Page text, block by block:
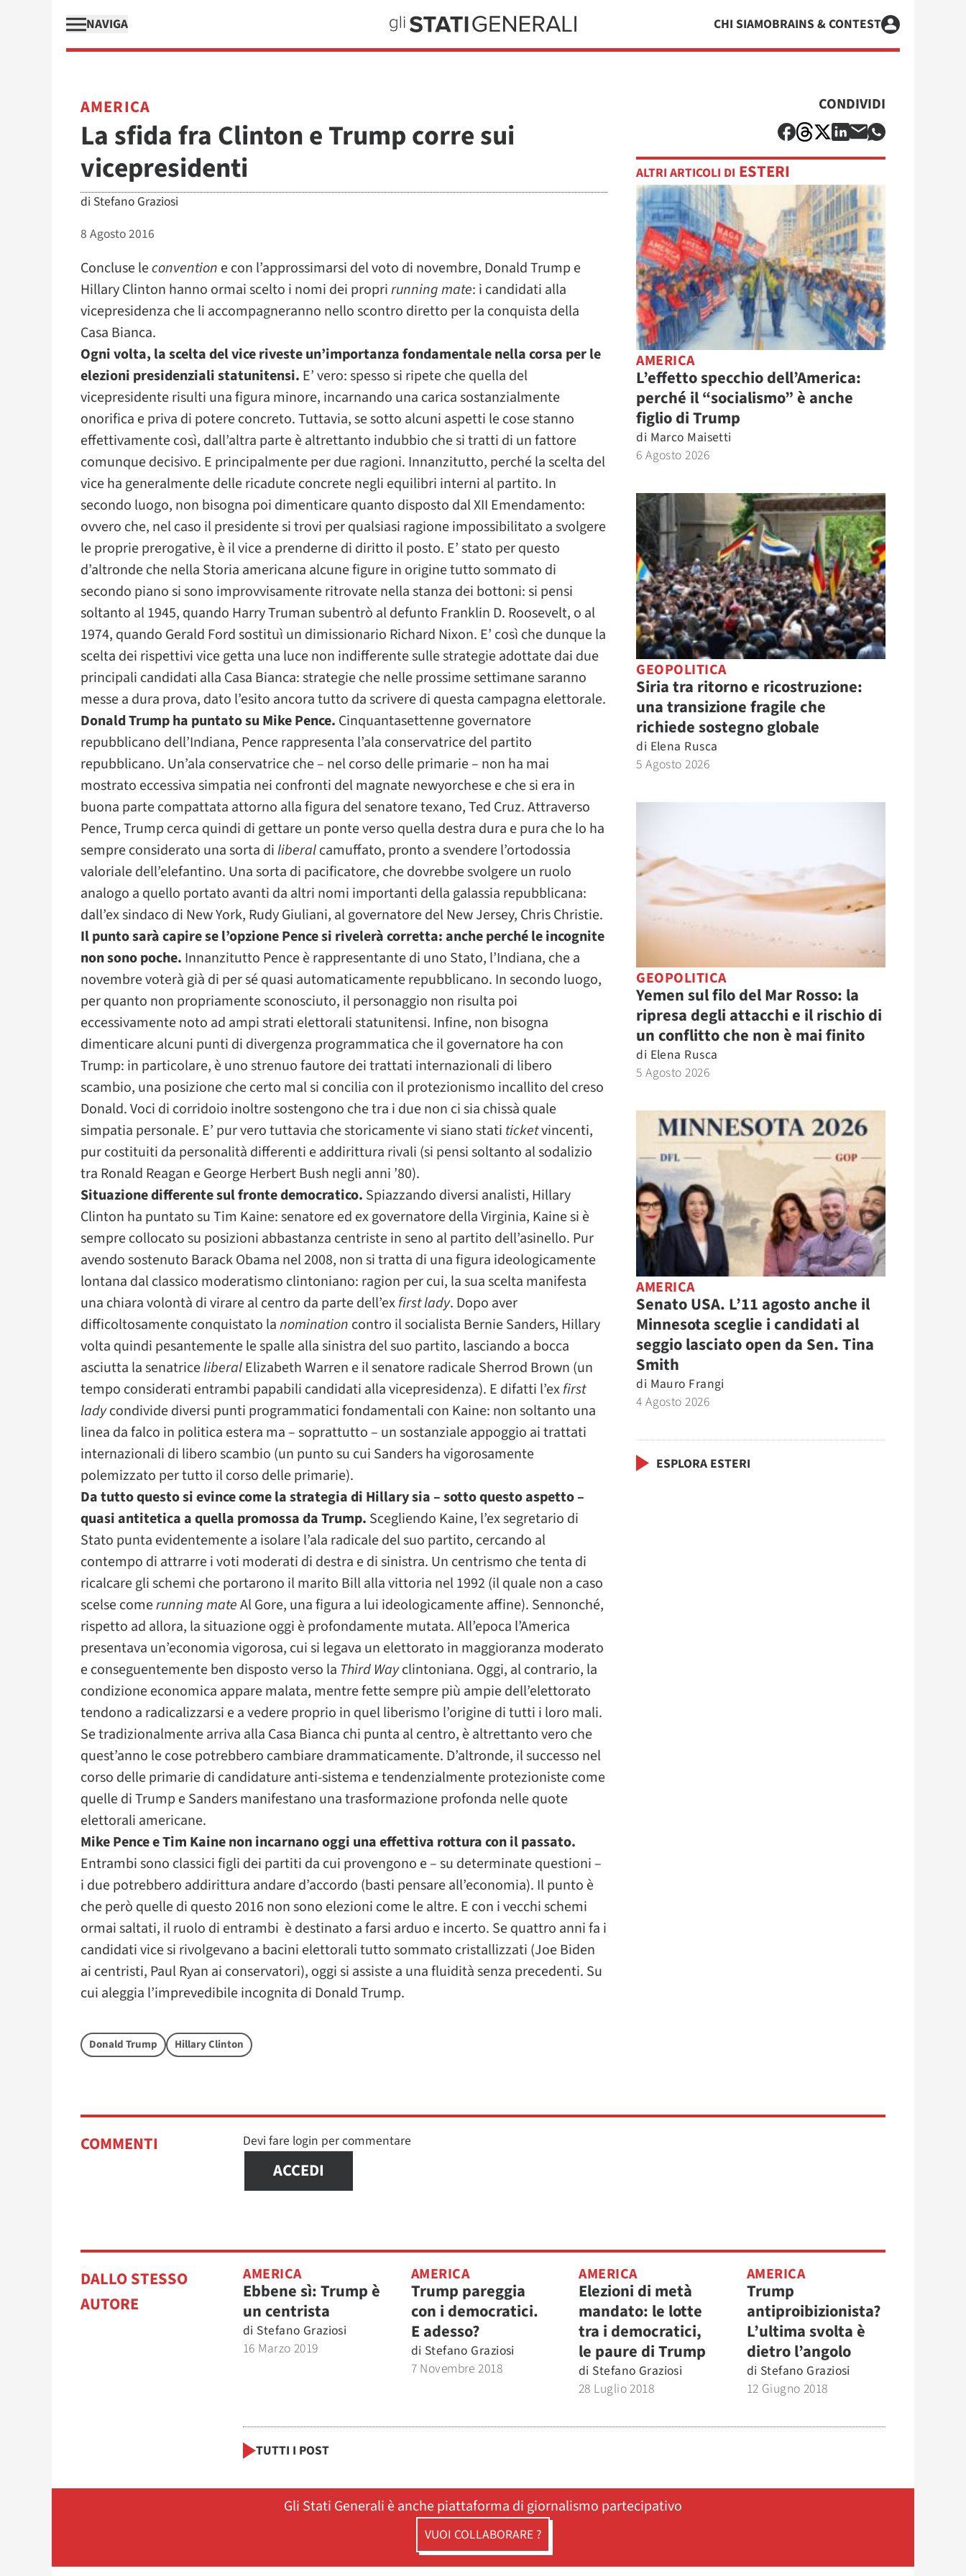
NAVIGA CHI SIAMOBRAINS & CONTEST
AMERICA
La sfida fra Clinton e Trump corre sui
vicepresidenti
di Stefano Graziosi
8 Agosto 2016
Concluse leconvention e con l’approssimarsi del voto di novembre, Donald Trump e
Hillary Clinton hanno ormai scelto i nomi dei proprirunning mate: i candidati alla
vicepresidenza che li accompagneranno nello scontro diretto per la conquista della
Casa Bianca.
Ogni volta, la scelta del vice riveste un’importanza fondamentale nella corsa per le
elezioni presidenziali statunitensi. E’ vero: spesso si ripete che quella del
vicepresidente risulti una figura minore, incarnando una carica sostanzialmente
onorifica e priva di potere concreto. Tuttavia, se sotto alcuni aspetti le cose stanno
effettivamente così, dall’altra parte è altrettanto indubbio che si tratti di un fattore
comunque decisivo. E principalmente per due ragioni. Innanzitutto, perché la scelta del
vice ha generalmente delle ricadute concrete negli equilibri interni al partito. In
secondo luogo, non bisogna poi dimenticare quanto disposto dal XII Emendamento:
ovvero che, nel caso il presidente si trovi per qualsiasi ragione impossibilitato a svolgere
le proprie prerogative, è il vice a prenderne di diritto il posto. E’ stato per questo
d’altronde che nella Storia americana alcune figure in origine tutto sommato di
secondo piano si sono improvvisamente ritrovate nella stanza dei bottoni: si pensi
soltanto al 1945, quando Harry Truman subentrò al defunto Franklin D. Roosevelt, o al
1974, quando Gerald Ford sostituì un dimissionario Richard Nixon. E’ così che dunque la
scelta dei rispettivi vice getta una luce non indifferente sulle strategie adottate dai due
principali candidati alla Casa Bianca: strategie che nelle prossime settimane saranno
messe a dura prova, dato l’esito ancora tutto da scrivere di questa campagna elettorale.
Donald Trump ha puntato su Mike Pence. Cinquantasettenne governatore
repubblicano dell’Indiana, Pence rappresenta l’ala conservatrice del partito
repubblicano. Un’ala conservatrice che – nel corso delle primarie – non ha mai
mostrato eccessiva simpatia nei confronti del magnate newyorchese e che si era in
buona parte compattata attorno alla figura del senatore texano, Ted Cruz. Attraverso
Pence, Trump cerca quindi di gettare un ponte verso quella destra dura e pura che lo ha
sempre considerato una sorta di liberalcamuffato, pronto a svendere l’ortodossia
valoriale dell’elefantino. Una sorta di pacificatore, che dovrebbe svolgere un ruolo
analogo a quello portato avanti da altri nomi importanti della galassia repubblicana:
dall’ex sindaco di New York, Rudy Giuliani, al governatore del New Jersey, Chris Christie.
Il punto sarà capire se l’opzione Pence si rivelerà corretta: anche perché le incognite
non sono poche. Innanzitutto Pence è rappresentante di uno Stato, l’Indiana, che a
novembre voterà già di per sé quasi automaticamente repubblicano. In secondo luogo,
per quanto non propriamente sconosciuto, il personaggio non risulta poi
eccessivamente noto ad ampi strati elettorali statunitensi. Infine, non bisogna
dimenticare alcuni punti di divergenza programmatica che il governatore ha con
Trump: in particolare, è uno strenuo fautore dei trattati internazionali di libero
scambio, una posizione che certo mal si concilia con il protezionismo incallito del creso
Donald. Voci di corridoio inoltre sostengono che tra i due non ci sia chissà quale
simpatia personale. E’ pur vero tuttavia che storicamente vi siano stati ticketvincenti,
pur costituiti da personalità differenti e addirittura rivali (si pensi soltanto al sodalizio
tra Ronald Reagan e George Herbert Bush negli anni ’80).
Situazione differente sul fronte democratico. Spiazzando diversi analisti, Hillary
Clinton ha puntato su Tim Kaine: senatore ed ex governatore della Virginia, Kaine si è
sempre collocato su posizioni abbastanza centriste in seno al partito dell’asinello. Pur
avendo sostenuto Barack Obama nel 2008, non si tratta di una figura ideologicamente
lontana dal classico moderatismo clintoniano: ragion per cui, la sua scelta manifesta
una chiara volontà di virare al centro da parte dell’exfirst lady. Dopo aver
difficoltosamente conquistato lanomination contro il socialista Bernie Sanders, Hillary
volta quindi pesantemente le spalle alla sinistra del suo partito, lasciando a bocca
asciutta la senatriceliberalElizabeth Warren e il senatore radicale Sherrod Brown (un
tempo considerati entrambi papabili candidati alla vicepresidenza). E difatti l’exfirst
ladycondivide diversi punti programmatici fondamentali con Kaine: non soltanto una
linea da falco in politica estera ma – soprattutto – un sostanziale appoggio ai trattati
internazionali di libero scambio (un punto su cui Sanders ha vigorosamente
polemizzato per tutto il corso delle primarie).
Da tutto questo si evince come la strategia di Hillary sia – sotto questo aspetto –
quasi antitetica a quella promossa da Trump. Scegliendo Kaine, l’ex segretario di
Stato punta evidentemente a isolare l’ala radicale del suo partito, cercando al
contempo di attrarre i voti moderati di destra e di sinistra. Un centrismo che tenta di
ricalcare gli schemi che portarono il marito Bill alla vittoria nel 1992 (il quale non a caso
scelse comerunning mateAl Gore, una figura a lui ideologicamente affine). Sennonché,
rispetto ad allora, la situazione oggi è profondamente mutata. All’epoca l’America
presentava un’economia vigorosa, cui si legava un elettorato in maggioranza moderato
e conseguentemente ben disposto verso la Third Wayclintoniana. Oggi, al contrario, la
condizione economica appare malata, mentre fette sempre più ampie dell’elettorato
tendono a radicalizzarsi e a vedere proprio in quel liberismo l’origine di tutti i loro mali.
Se tradizionalmente arriva alla Casa Bianca chi punta al centro, è altrettanto vero che
quest’anno le cose potrebbero cambiare drammaticamente. D’altronde, il successo nel
corso delle primarie di candidature anti-sistema e tendenzialmente protezioniste come
quelle di Trump e Sanders manifestano una trasformazione profonda nelle quote
elettorali americane.
Mike Pence e Tim Kaine non incarnano oggi una effettiva rottura con il passato.
Entrambi sono classici figli dei partiti da cui provengono e – su determinate questioni –
i due potrebbero addirittura andare d’accordo (basti pensare all’economia). Il punto è
che però quelle di questo 2016 non sono elezioni come le altre. E con i vecchi schemi
ormai saltati, il ruolo di entrambi è destinato a farsi arduo e incerto. Se quattro anni fa i
candidati vice si rivolgevano a bacini elettorali tutto sommato cristallizzati (Joe Biden
ai centristi, Paul Ryan ai conservatori), oggi si assiste a una fluidità senza precedenti. Su
cui aleggia l’imprevedibile incognita di Donald Trump.
Donald Trump Hillary Clinton
CONDIVIDI
ALTRI ARTICOLI DI ESTERI
AMERICA
L’effetto specchio dell’America:
perché il “socialismo” è anche
figlio di Trump
di Marco Maisetti
6 Agosto 2026
GEOPOLITICA
Siria tra ritorno e ricostruzione:
una transizione fragile che
richiede sostegno globale
di Elena Rusca
5 Agosto 2026
GEOPOLITICA
Yemen sul filo del Mar Rosso: la
ripresa degli attacchi e il rischio di
un conflitto che non è mai finito
di Elena Rusca
5 Agosto 2026
AMERICA
Senato USA. L’11 agosto anche il
Minnesota sceglie i candidati al
seggio lasciato open da Sen. Tina
Smith
di Mauro Frangi
4 Agosto 2026
ESPLORA ESTERI
COMMENTI Devi fare login per commentare
ACCEDI
DALLO STESSO
AUTORE
AMERICA
Ebbene sì: Trump è
un centrista
di Stefano Graziosi
16 Marzo 2019
AMERICA
Trump pareggia
con i democratici.
E adesso?
di Stefano Graziosi
7 Novembre 2018
AMERICA
Elezioni di metà
mandato: le lotte
tra i democratici,
le paure di Trump
di Stefano Graziosi
28 Luglio 2018
AMERICA
Trump
antiproibizionista?
L’ultima svolta è
dietro l’angolo
di Stefano Graziosi
12 Giugno 2018
TUTTI I POST
Gli Stati Generali è anche piattaforma di giornalismo partecipativo
VUOI COLLABORARE ?